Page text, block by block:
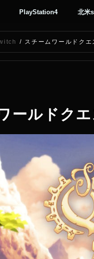
PlayStation4 北米
スチームワールドク
ールドク